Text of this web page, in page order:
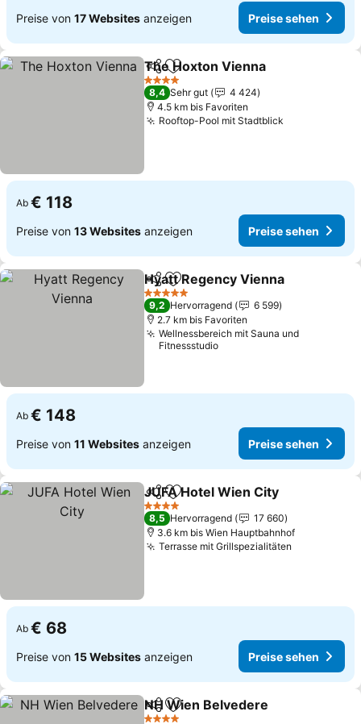
Preise von 17 Websites anzeigen Preise sehen
TeilenZu Favoriten hinzufügen
The Hoxton Vienna
4 Sterne
8,4 Sehr gut
4 424
4.5 km bis Favoriten
Rooftop-Pool mit Stadtblick
Ab € 118
Preise von 13 Websites anzeigen Preise sehen
TeilenZu Favoriten hinzufügen
Hyatt Regency Vienna
5 Sterne
9,2 Hervorragend
6 599
2.7 km bis Favoriten
Wellnessbereich mit Sauna und
Fitnessstudio
Ab € 148
Preise von 11 Websites anzeigen Preise sehen
TeilenZu Favoriten hinzufügen
JUFA Hotel Wien City
4 Sterne
8,5 Hervorragend
17 660
3.6 km bis Wien Hauptbahnhof
Terrasse mit Grillspezialitäten
Ab € 68
Preise von 15 Websites anzeigen Preise sehen
TeilenZu Favoriten hinzufügen
NH Wien Belvedere